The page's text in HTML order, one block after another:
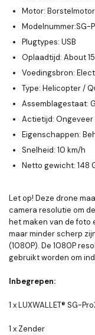
Motor: Borstelmotor
Modelnummer:SG-
Plugtypes: USB
Oplaadtijd: About
Voedingsbron:
Type: Helicopter /
Assemblagestaat:
Actietijd: Ongeveer
Eigenschappen:
Snelheid: 10 km/h
Netto gewicht: 148
Let op! Deze drone
camera resolutie om
het maken van de foto
maar minder scherp
(1080P). De 1080P
gebruikt worden om
Inbegrepen:
1 x LUXWALLET® SG-
1 x Zender